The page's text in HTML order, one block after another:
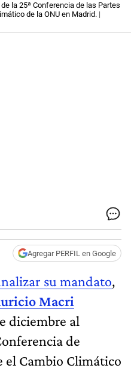
la 25ª Conferencia de las Partes
de la ONU en Madrid. |
Agregar PERFIL en Google
su mandato,
Macri
diciembre al
de
el Cambio Climático